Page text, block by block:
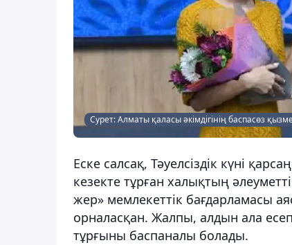
Сурет: Алматы қаласы әкімдігінің баспасөз
Еске салсақ, Тәуелсіздік күні
кезекте тұрған халықтың
жер» мемлекеттік бағдарламасы
орналасқан. Жалпы, алдын ала
тұрғыны баспаналы болады.